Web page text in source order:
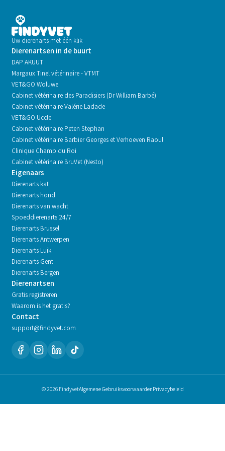
Uw dierenarts met één klik
Dierenartsen in de buurt
DAP AKUUT
Margaux Tinel vétérinaire - VTMT
VET&GO Woluwe
Cabinet vétérinaire des Paradisiers (Dr William Barbé)
Cabinet vétérinaire Valérie Ladade
VET&GO Uccle
Cabinet vétérinaire Peten Stephan
Cabinet vétérinaire Barbier Georges et Verhoeven Raoul
Clinique Champ du Roi
Cabinet vétérinaire BruVet (Nesto)
Eigenaars
Dierenarts kat
Dierenarts hond
Dierenarts van wacht
Spoeddierenarts 24/7
Dierenarts Brussel
Dierenarts Antwerpen
Dierenarts Luik
Dierenarts Gent
Dierenarts Bergen
Dierenartsen
Gratis registreren
Waarom is het gratis?
Contact
support@findyvet.com
© 2026 FindyvetAlgemene GebruiksvoorwaardenPrivacybeleid